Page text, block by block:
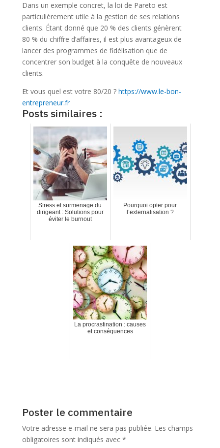
Dans un exemple concret, la loi de Pareto est
particulièrement utile à la gestion de ses relations
clients. Étant donné que 20 % des clients génèrent
80 % du chiffre d’affaires, il est plus avantageux de
lancer des programmes de fidélisation que de
concentrer son budget à la conquête de nouveaux
clients.
Et vous quel est votre 80/20 ? https://www.le-bon-
entrepreneur.fr
Posts similaires :
Stress et surmenage du
dirigeant : Solutions pour
éviter le burnout
Pourquoi opter pour
l’externalisation ?
La procrastination : causes
et conséquences
Poster le commentaire
Votre adresse e-mail ne sera pas publiée. Les champs
obligatoires sont indiqués avec *